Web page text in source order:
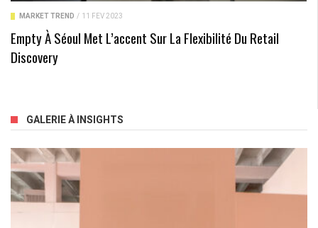
MARKET TREND / 11 FÉV 2023
Empty À Séoul Met L’accent Sur La Flexibilité Du Retail
Discovery
GALERIE À INSIGHTS